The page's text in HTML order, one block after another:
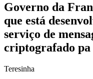
Governo da
que está
serviço de
criptografado pa
Teresinha